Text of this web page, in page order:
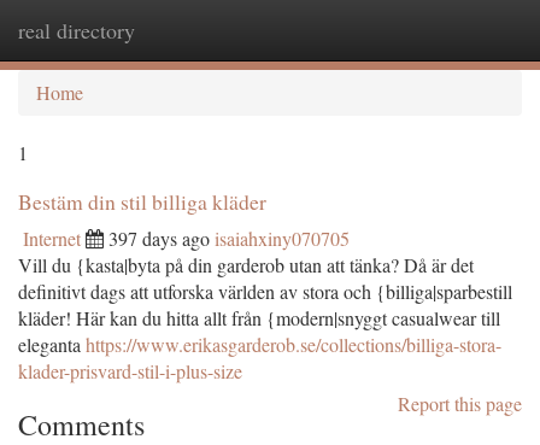
real directory
Home
1
Bestäm din stil billiga kläder
Internet 397 days ago isaiahxiny070705
Vill du {kasta|byta på din garderob utan att tänka? Då är det
definitivt dags att utforska världen av stora och {billiga|sparbestill
kläder! Här kan du hitta allt från {modern|snyggt casualwear till
eleganta https://www.erikasgarderob.se/collections/billiga-stora-
klader-prisvard-stil-i-plus-size
Report this page
Comments